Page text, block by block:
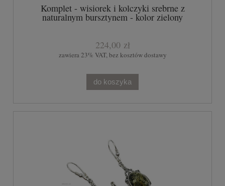
Komplet - wisiorek i kolczyki srebrne z
naturalnym bursztynem - kolor zielony
224,00 zł
zawiera 23% VAT, bez kosztów dostawy
do koszyka